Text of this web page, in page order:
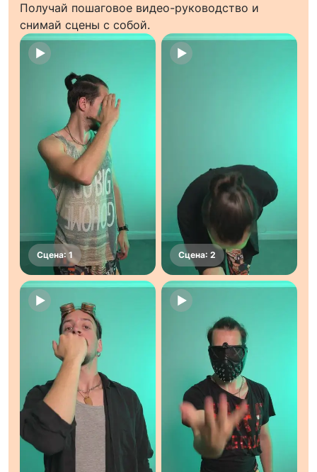
Получай пошаговое видео-руководство и
снимай сцены с собой.